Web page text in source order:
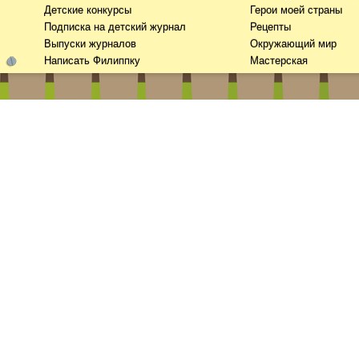
Детские конкурсы
Подписка на детский журнал
Выпуски журналов
Написать Филиппку
Герои моей страны
Рецепты
Окружающий мир
Мастерская